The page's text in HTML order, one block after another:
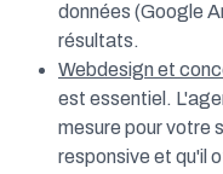
données (Google
résultats.
Webdesign et
est essentiel.
mesure pour votre
responsive et qu'il